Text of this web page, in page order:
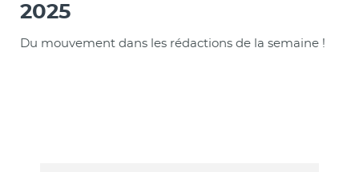
2025
Du mouvement dans les rédactions de la semaine !